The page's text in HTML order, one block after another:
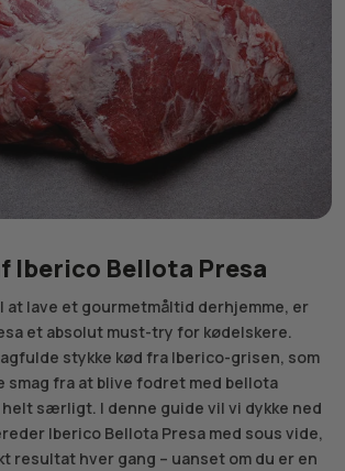
Iberico Bellota Presa
at lave et gourmetmåltid derhjemme, er
et absolut must-try for kødelskere.
stykke kød fra Iberico-grisen, som
smag fra at blive fodret med bellota
særligt. I denne guide vil vi dykke ned
Iberico Bellota Presa med sous vide,
resultat hver gang – uanset om du er en